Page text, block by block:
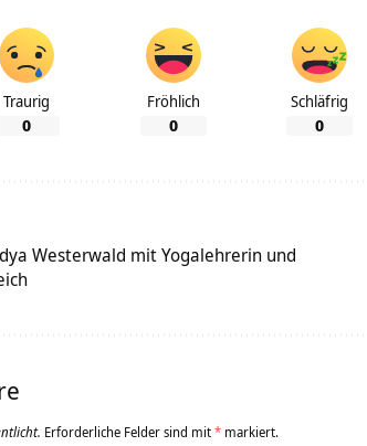
Traurig
0
Fröhlich
0
Schläfrig
0
Westerwald mit Yogalehrerin und
Erforderliche Felder sind mit* markiert.